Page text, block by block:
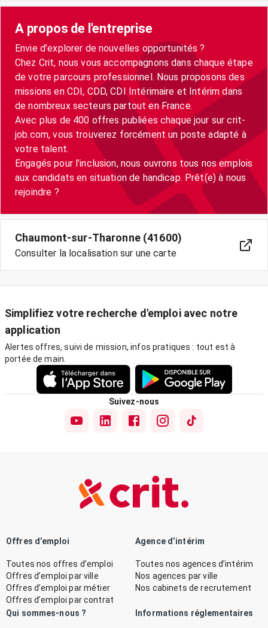
A propos de l'entreprise
Envie d’explorer de nouvelles opportunités ?
Chez Crit, nous vous accompagnons dans chaque étape
de votre parcours professionnel. Nous proposons des
missions en CDI, CDD, CDI Intérimaire et Intérim dans
de nombreux secteurs partout en France.
Avec plus de 400 offres publiées chaque jour sur crit-
job.com, vous trouverez forcément un poste adapté à
votre talent.
Engagés pour l’inclusion, nous ouvrons tous nos emplois
aux candidats en situation de handicap. Prêt(e) à nous
Chaumont-sur-Tharonne (41600)
Consulter la localisation sur une carte
Simplifiez votre recherche d'emploi avec notre
application
Alertes offres, suivi de mission, infos pratiques : tout est à
portée de main.
Suivez-nous
Offres d’emploi
Toutes nos offres d’emploi
Offres d’emploi par ville
Offres d’emploi par métier
Offres d’emploi par contrat
Agence d’intérim
Toutes nos agences d’intérim
Nos agences par ville
Nos cabinets de recrutement
Qui sommes-nous ? Informations réglementaires